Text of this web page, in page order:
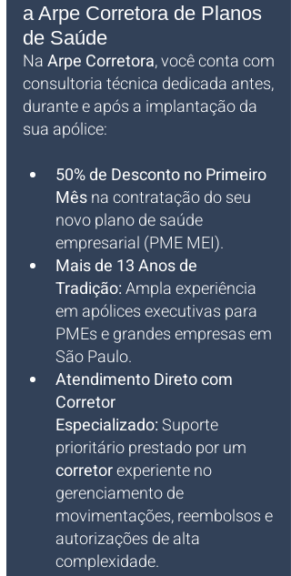
a Arpe Corretora de Planos
de Saúde
Na Arpe Corretora, você conta com
consultoria técnica dedicada antes,
durante e após a implantação da
sua apólice:
50% de Desconto no Primeiro
Mês na contratação do seu
novo plano de saúde
empresarial (PME MEI).
Mais de 13 Anos de
Tradição: Ampla experiência
em apólices executivas para
PMEs e grandes empresas em
São Paulo.
Atendimento Direto com
Corretor
Especializado: Suporte
prioritário prestado por um
corretor experiente no
gerenciamento de
movimentações, reembolsos e
autorizações de alta
complexidade.